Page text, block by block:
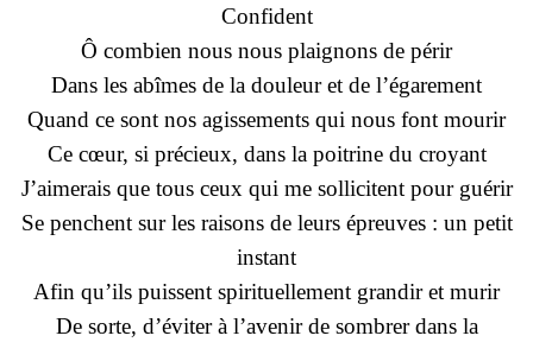
Confident
Ô combien nous nous plaignons de périr
Dans les abîmes de la douleur et de l’égarement
Quand ce sont nos agissements qui nous font mourir
Ce cœur, si précieux, dans la poitrine du croyant
J’aimerais que tous ceux qui me sollicitent pour guérir
Se penchent sur les raisons de leurs épreuves : un petit
instant
Afin qu’ils puissent spirituellement grandir et murir
De sorte, d’éviter à l’avenir de sombrer dans la